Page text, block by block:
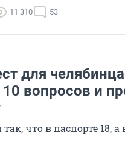
11 310 53
для
10 вопросов и
что в паспорте 18,